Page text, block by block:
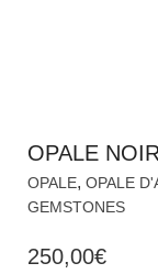
OPALE
OPALE, OPALE
GEMSTONES
250,00€